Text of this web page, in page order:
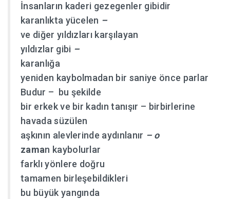
İnsanların kaderi gezegenler gibidir
karanlıkta yücelen –
ve diğer yıldızları karşılayan
yıldızlar gibi –
karanlığa
yeniden kaybolmadan bir saniye önce parlar
Budur – bu şekilde
bir erkek ve bir kadın tanışır – birbirlerine
havada süzülen
aşkının alevlerinde aydınlanır – o
zaman kaybolurlar
farklı yönlere doğru
tamamen birleşebildikleri
bu büyük yangında